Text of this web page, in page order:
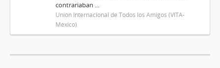
contrariaban ...
Unión Internacional de Todos los Amigos (VITA-
México)